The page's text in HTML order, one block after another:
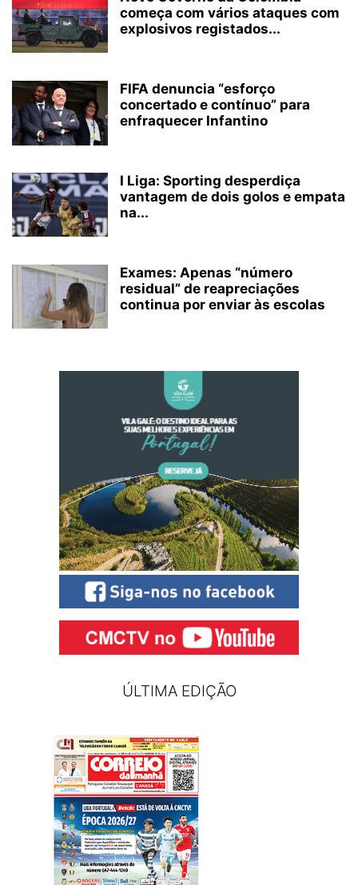
começa com vários ataques com
explosivos registados...
FIFA denuncia “esforço
concertado e contínuo” para
enfraquecer Infantino
I Liga: Sporting desperdiça
vantagem de dois golos e empata
na...
Exames: Apenas “número
residual” de reapreciações
continua por enviar às escolas
ÚLTIMA EDIÇÃO